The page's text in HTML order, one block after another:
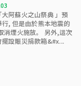
阿蘇火之山祭典 」預
行, 但是由於熊本地震的
消煙火施放。 另外,這次
設賑災捐款箱&#x...